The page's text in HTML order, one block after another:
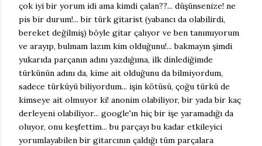
çok iyi bir yorum idi ama kimdi çalan??... düşünsenize! ne
pis bir durum!... bir türk gitarist (yabancı da olabilirdi,
bereket değilmiş) böyle gitar çalıyor ve ben tanımıyorum
ve arayıp, bulmam lazım kim olduğunu!... bakmayın şimdi
yukarıda parçanın adını yazdığıma, ilk dinlediğimde
türkünün adını da, kime ait olduğunu da bilmiyordum,
sadece türküyü biliyordum... işin kötüsü, çoğu türkü de
kimseye ait olmuyor ki! anonim olabiliyor, bir yada bir kaç
derleyeni olabiliyor... google'ın hiç bir işe yaramadığı da
oluyor, onu keşfettim... bu parçayı bu kadar etkileyici
yorumlayabilen bir gitarcının çaldığı tüm parçalara